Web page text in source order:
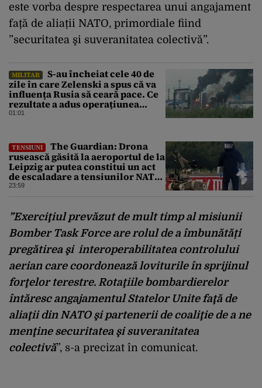
este vorba despre respectarea unui angajament
față de aliații NATO, primordiale fiind
”securitatea şi suveranitatea colectivă”.
MILITAR
S-au încheiat cele 40 de
zile în care Zelenski a spus că va
influența Rusia să ceară pace. Ce
rezultate a adus operațiunea
Kievului
01:01
TENSIUNI
The Guardian: Drona
rusească găsită la aeroportul de la
Leipzig ar putea constitui un act
de escaladare a tensiunilor NATO-
Rusia
23:59
”Exerciţiul prevăzut de mult timp al misiunii
Bomber Task Force are rolul de a îmbunătăți
pregătirea şi interoperabilitatea controlului
aerian care coordonează loviturile în sprijinul
forţelor terestre. Rotaţiile bombardierelor
întăresc angajamentul Statelor Unite faţă de
aliaţii din NATO şi partenerii de coaliţie de a ne
menţine securitatea şi suveranitatea
colectivă”, s-a precizat în comunicat.